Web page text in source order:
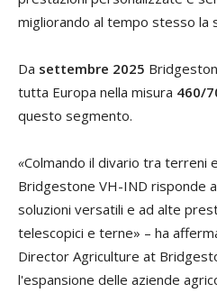
migliorando al tempo stesso la
Da settembre 2025
tutta Europa nella misura 460/
questo segmento.
«Colmando il divario tra terreni
Bridgestone VH-IND risponde
soluzioni versatili e ad alte
telescopici e terne» – ha
Director Agriculture at
l'espansione delle aziende